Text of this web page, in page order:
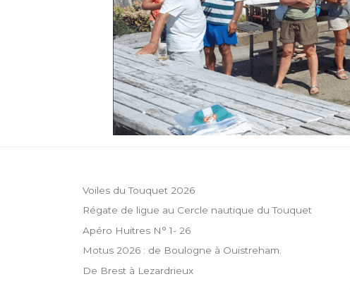
Voiles du Touquet 2026
Régate de ligue au Cercle nautique du Touquet
Apéro Huitres N° 1- 26
Motus 2026 : de Boulogne à Ouistreham.
De Brest à Lezardrieux